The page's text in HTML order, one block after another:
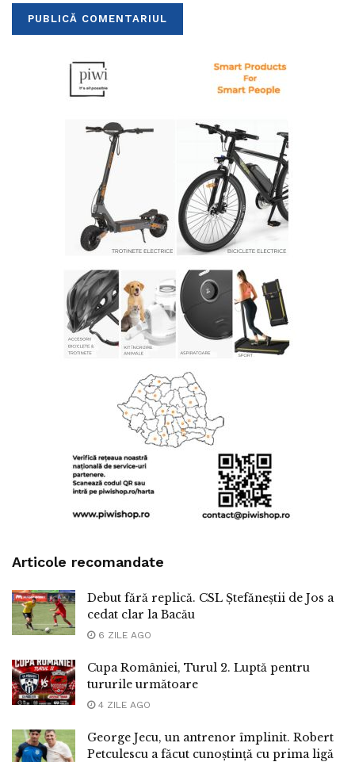
Articole recomandate
Debut fără replică. CSL Ștefăneștii de Jos a
cedat clar la Bacău
6 ZILE AGO
Cupa României, Turul 2. Luptă pentru
tururile următoare
4 ZILE AGO
George Jecu, un antrenor împlinit. Robert
Petculescu a făcut cunoștință cu prima ligă